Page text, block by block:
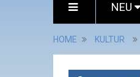
NEU
HOME KULTUR